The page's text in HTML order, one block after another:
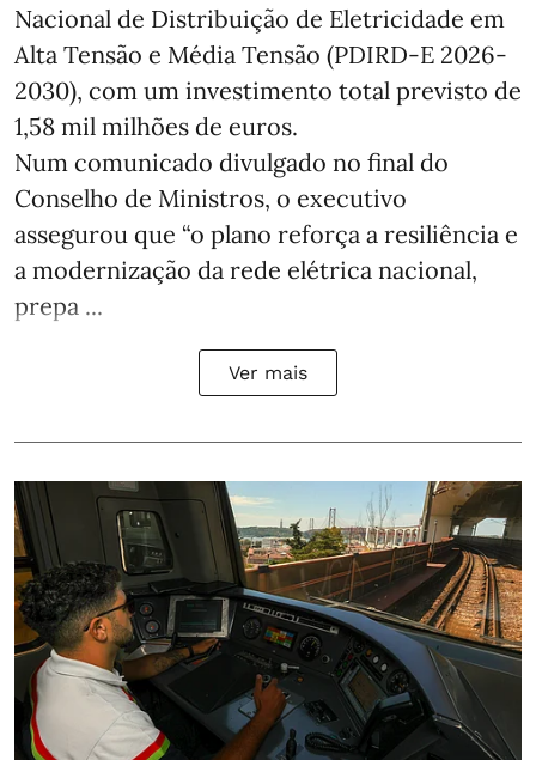
Nacional de Distribuição de Eletricidade em
Alta Tensão e Média Tensão (PDIRD-E 2026-
2030), com um investimento total previsto de
1,58 mil milhões de euros.
Num comunicado divulgado no final do
Conselho de Ministros, o executivo
assegurou que “o plano reforça a resiliência e
a modernização da rede elétrica nacional,
prepa ...
Ver mais